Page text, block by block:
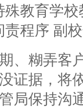
殊教育学
责程序 副
、糊弄客
证据，将
局保持沟